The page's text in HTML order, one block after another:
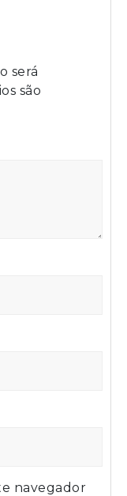
será
são
navegador